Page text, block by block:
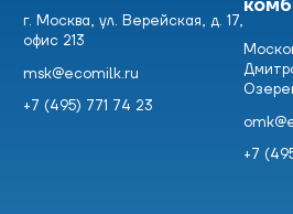
г. Москва, ул. Верейская, д. 17,
офис 213
msk@ecomilk.ru
+7 (495) 771 74 23
+7